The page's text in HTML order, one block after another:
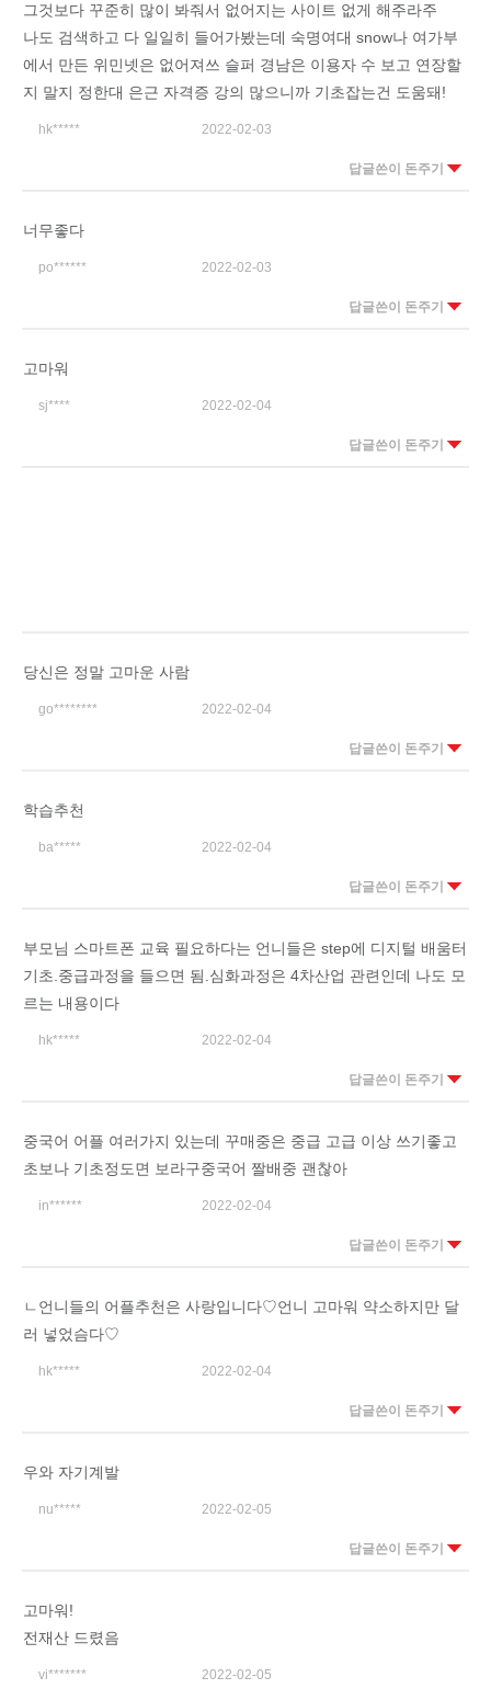
그것보다 꾸준히 많이 봐줘서 없어지는 사이트 없게 해주라주
나도 검색하고 다 일일히 들어가봤는데 숙명여대 snow나 여가부
에서 만든 위민넷은 없어져쓰 슬퍼 경남은 이용자 수 보고 연장할
지 말지 정한대 은근 자격증 강의 많으니까 기초잡는건 도움돼!
hk***** 2022-02-03
답글쓴이 돈주기
너무좋다
po****** 2022-02-03
답글쓴이 돈주기
고마워
sj**** 2022-02-04
답글쓴이 돈주기
당신은 정말 고마운 사람
go******** 2022-02-04
답글쓴이 돈주기
학습추천
ba***** 2022-02-04
답글쓴이 돈주기
부모님 스마트폰 교육 필요하다는 언니들은 step에 디지털 배움터
기초.중급과정을 들으면 됨.심화과정은 4차산업 관련인데 나도 모
르는 내용이다
hk***** 2022-02-04
답글쓴이 돈주기
중국어 어플 여러가지 있는데 꾸매중은 중급 고급 이상 쓰기좋고
초보나 기초정도면 보라구중국어 짤배중 괜찮아
in****** 2022-02-04
답글쓴이 돈주기
ㄴ언니들의 어플추천은 사랑입니다♡언니 고마워 약소하지만 달
러 넣었슴다♡
hk***** 2022-02-04
답글쓴이 돈주기
우와 자기계발
nu***** 2022-02-05
답글쓴이 돈주기
고마워!
전재산 드렸음
vi******* 2022-02-05